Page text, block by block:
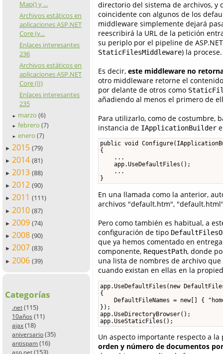
Map() y ...
Archivos estáticos en
aplicaciones ASP.NET
Core (y...
Enlaces interesantes
236
Archivos estáticos en
aplicaciones ASP.NET
Core (II)
Enlaces interesantes
235
► marzo (6)
► febrero (7)
► enero (7)
► 2015 (79)
► 2014 (81)
► 2013 (88)
► 2012 (90)
► 2011 (111)
► 2010 (87)
► 2009 (74)
► 2008 (90)
► 2007 (83)
► 2006 (39)
Categorías
.net (115)
10años (11)
ajax (18)
aniversario (35)
antispam (16)
asp.net (153)
directorio del sistema de archivos,
coincidente con algunos de los
middleware simplemente dejará
reescribirá la URL de la petición
su periplo por el pipeline de
StaticFilesMiddleware) la procese.
Es decir, este middleware no
otro middleware retorne el
por delante de otros como
añadiendo al menos el primero de
Para utilizarlo, como de costumbre,
instancia de IApplicationBuilder
public void
{
    ...
    app.UseDefaultFiles();
    ...
}
En una llamada como la anterior,
archivos "default.htm",
Pero como también es habitual, a
configuración de tipo
que ya hemos comentado en
componente, RequestPath, donde
una lista de nombres de archivo
cuando existan en ellas en la
app.UseDefaultFiles(new
{
DefaultFileNames = new[] {
});
app.UseDirectoryBrowser();
app.UseStaticFiles();
Un aspecto importante respecto a
orden y número de documentos